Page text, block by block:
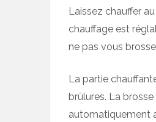
Laissez chauffer
chauffage est
ne pas vous
La partie
brûlures. La
automatiquement